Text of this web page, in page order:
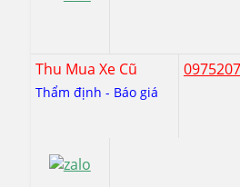
Thu Mua Xe Cũ
Thẩm định - Báo giá